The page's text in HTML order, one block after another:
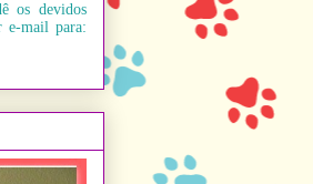
os devidos
e-mail para: